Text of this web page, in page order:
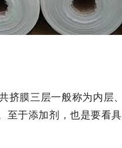
膜三层一般称为内层
于添加剂，也是要看